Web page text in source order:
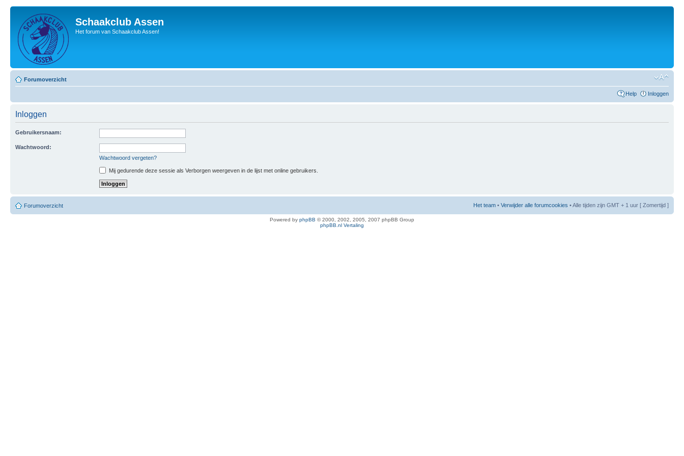
Schaakclub Assen
Het forum van Schaakclub Assen!
Forumoverzicht
Help Inloggen
Inloggen
Gebruikersnaam:
Wachtwoord:
Wachtwoord vergeten?
Mij gedurende deze sessie als Verborgen weergeven in de lijst met online gebruikers.
Forumoverzicht Het team • Verwijder alle forumcookies • Alle tijden zijn GMT + 1 uur [ Zomertijd ]
Powered by phpBB © 2000, 2002, 2005, 2007 phpBB Group
phpBB.nl Vertaling